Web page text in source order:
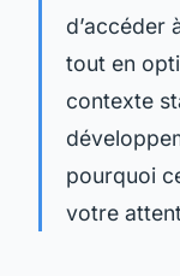
d’accéder
tout en
contexte
pourquoi
votre